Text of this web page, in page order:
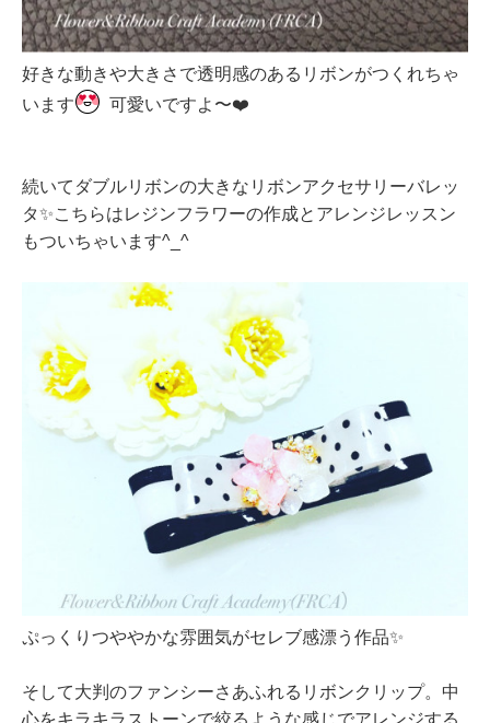
好きな動きや大きさで透明感のあるリボンがつくれちゃ
います
可愛いですよ〜❤️
続いてダブルリボンの大きなリボンアクセサリーバレッ
タ✨こちらはレジンフラワーの作成とアレンジレッスン
もついちゃいます^_^
ぷっくりつややかな雰囲気がセレブ感漂う作品✨
そして大判のファンシーさあふれるリボンクリップ。中